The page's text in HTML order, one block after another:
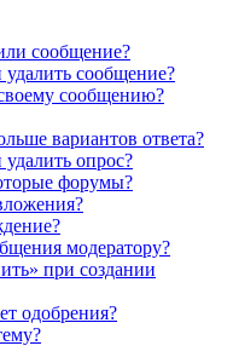
сообщение?
сообщение?
сообщению?
вариантов ответа?
опрос?
форумы?
модератору?
при создании
одобрения?